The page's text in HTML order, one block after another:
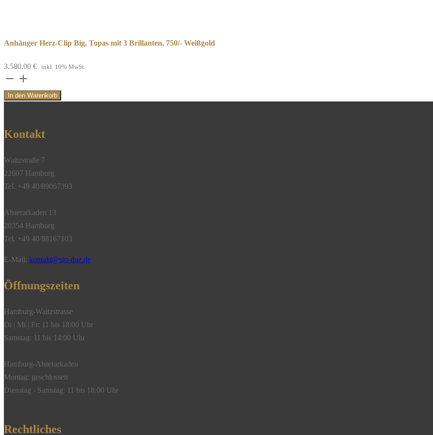
Anhänger Herz-Clip Big, Topas mit 3 Brillanten, 750/- Weißgold
3.580,00 € inkl. 19% MwSt.
Anhänger
Herz-
Topas
3
Brillanten,
750/-
Menge
In den Warenkorb
Kontakt
Waitzstraße 7
22607 Hamburg
Tel. +49 40/89067393
Alsterarkaden 13
20354 Hamburg
Tel. +49 40/88167103
E-Mail: kontakt@sio-due.de
Öffnungszeiten
Hamburg-Waitzstrasse
Di | Mi | Fr: 11 bis 18:00 Uhr
Samstag: 11 bis 14:00 Uhr
Hamburg-Alsterarkaden
Montag: geschlossen
Dienstag - Samstag: 11 bis 18:00 Uhr
Rechtliches